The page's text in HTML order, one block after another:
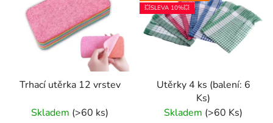
Trhací utěrka 12 vrstev
Skladem (>60 ks)
💥SLEVA 10%💥
Utěrky 4 ks (balení: 6
Ks)
Skladem (>60 Ks)